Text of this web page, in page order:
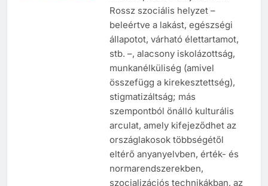
azonos problémák jellemzik.
Rossz szociális helyzet –
beleértve a lakást, egészségi
állapotot, várható élettartamot,
stb. –, alacsony iskolázottság,
munkanélküliség (amivel
összefügg a kirekesztettség),
stigmatizáltság; más
szempontból önálló kulturális
arculat, amely kifejeződhet az
országlakosok többségétől
eltérő anyanyelvben, érték- és
normarendszerekben,